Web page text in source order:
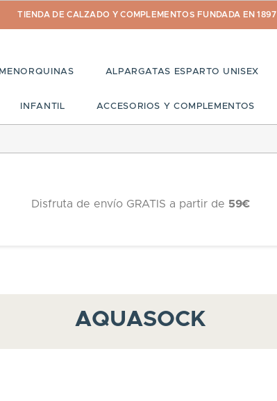
TIENDA DE CALZADO Y COMPLEMENTOS FUNDADA EN 1897
ALPARGATAS ESPARTO UNISEX
INFANTIL ACCESORIOS Y COMPLEMENTOS
Disfruta de envío GRATIS a partir de 59€
AQUASOCK